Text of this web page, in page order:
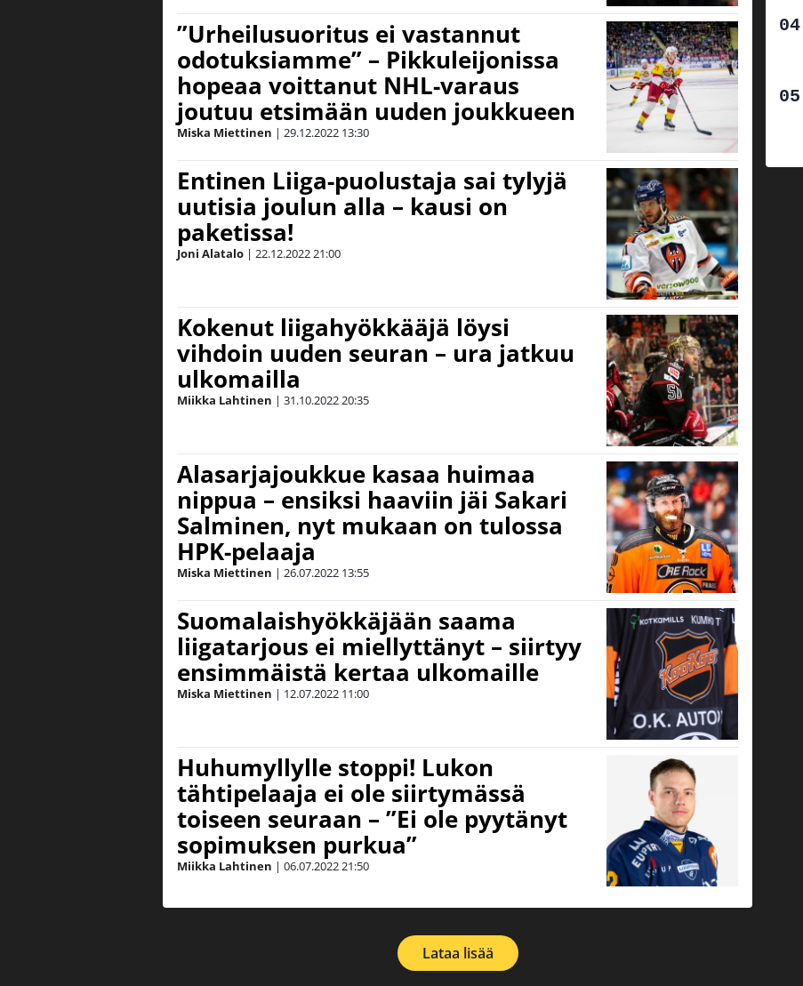
”Urheilusuoritus ei vastannut
odotuksiamme” – Pikkuleijonissa
hopeaa voittanut NHL-varaus
joutuu etsimään uuden joukkueen
Miska Miettinen | 29.12.2022 13:30
Entinen Liiga-puolustaja sai tylyjä
uutisia joulun alla – kausi on
paketissa!
Joni Alatalo | 22.12.202221:00
Kokenut liigahyökkääjä löysi
vihdoin uuden seuran – ura jatkuu
ulkomailla
Miikka Lahtinen | 31.10.202220:35
Alasarjajoukkue kasaa huimaa
nippua – ensiksi haaviin jäi Sakari
Salminen, nyt mukaan on tulossa
HPK-pelaaja
Miska Miettinen | 26.07.2022 13:55
Suomalaishyökkäjään saama
liigatarjous ei miellyttänyt – siirtyy
ensimmäistä kertaa ulkomaille
Miska Miettinen | 12.07.2022 11:00
Huhumyllylle stoppi! Lukon
tähtipelaaja ei ole siirtymässä
toiseen seuraan – ”Ei ole pyytänyt
sopimuksen purkua”
Miikka Lahtinen | 06.07.202221:50
Lataa lisää